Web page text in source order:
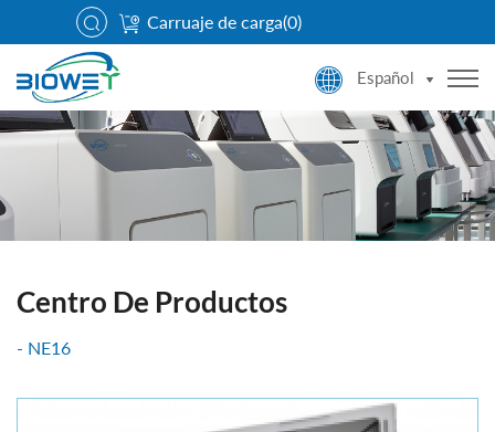
Carruaje de carga(0)
Español
Centro De Productos
NE16